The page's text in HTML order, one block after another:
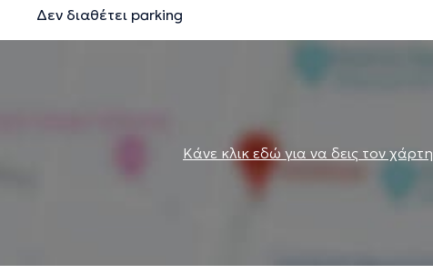
Δεν διαθέτει parking
Κάνε κλικ εδώ για να δεις τον χάρτη